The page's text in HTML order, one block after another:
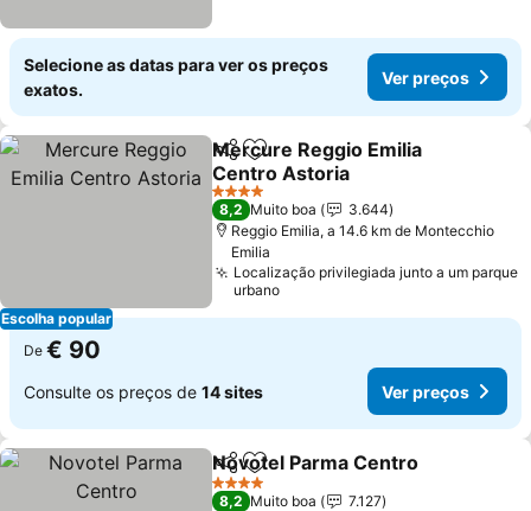
Selecione as datas para ver os preços
exatos.
Ver preços
Escolha popular
PartilharAdicionar aos favoritos
Mercure Reggio Emilia
Centro Astoria
4 Estrelas
8,2 Muito boa
3.644
Reggio Emilia, a 14.6 km de Montecchio
Emilia
Localização privilegiada junto a um parque
urbano
De € 90
Consulte os preços de 14 sites Ver preços
PartilharAdicionar aos favoritos
Novotel Parma Centro
4 Estrelas
8,2 Muito boa
7.127